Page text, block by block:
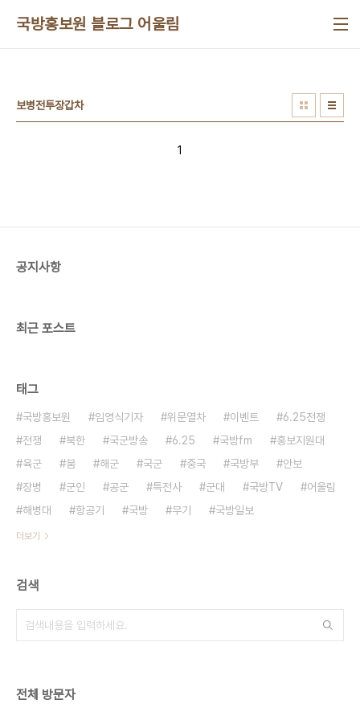
국방홍보원 블로그 어울림
보병전투장갑차
1
공지사항
최근 포스트
태그
국방홍보원 임영식기자 위문열차 이벤트
6.25전쟁
전쟁
북한 국군방송 6.25 국방fm
홍보지원대
육군
붐 해군 국군 중국 국방부
안보
장병
군인 공군 특전사 군대 국방TV
어울림
해병대
항공기 국방 무기 국방일보
더보기
검색
전체 방문자